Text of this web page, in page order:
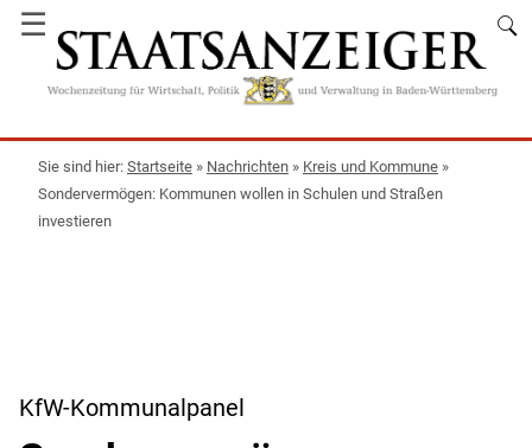
☰
Startseite » Nachrichten » Kreis und Kommune »
Sondervermögen: Kommunen wollen in Schulen und Straßen
investieren
KfW-Kommunalpanel